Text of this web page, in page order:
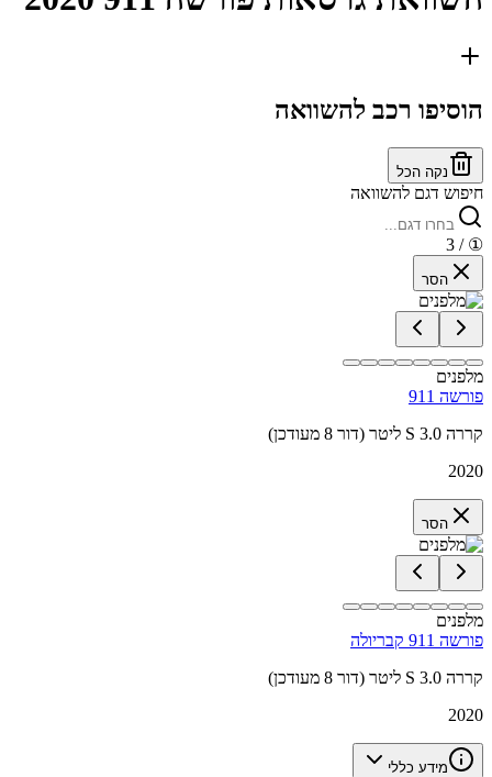
הוסיפו רכב להשוואה
נקה הכל
חיפוש דגם להשוואה
①
/ 3
הסר
מלפנים
פורשה 911
קררה S 3.0 ליטר (דור 8 מעודכן)
2020
הסר
מלפנים
פורשה 911 קבריולה
קררה S 3.0 ליטר (דור 8 מעודכן)
2020
מידע כללי